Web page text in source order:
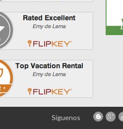
Síguenos